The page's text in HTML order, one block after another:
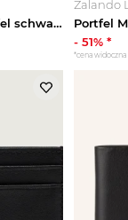
Tommy Hilfiger Portfel schwarz CZARNY
Zalando
Portfel
- 51% *
*cena